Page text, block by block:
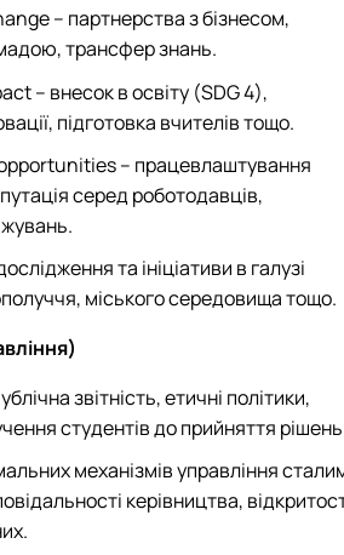
– партнерства з бізнесом,
трансфер знань.
– внесок в освіту (SDG 4),
підготовка вчителів тощо.
– працевлаштування
серед роботодавців,
та ініціативи в галузі
міського середовища тощо.
звітність, етичні політики,
студентів до прийняття
механізмів управління
керівництва,